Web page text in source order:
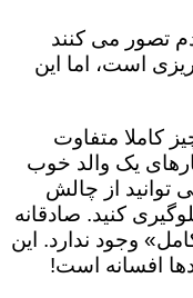
تصور می کنند
است، اما این
کاملا متفاوت
یک والد خوب
توانید از چالش
کنید. صادقانه
وجود ندارد. این
افسانه است!